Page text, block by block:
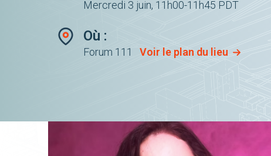
Mercredi 3 juin, 11h00-11h45 PDT
Où :
Forum 111 Voir le plan du lieu